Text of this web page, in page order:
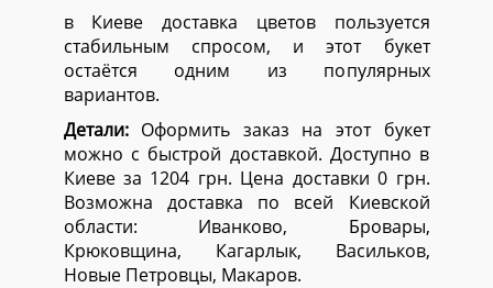
в Киеве доставка цветов пользуется
стабильным спросом, и этот букет
остаётся одним из популярных
вариантов.
Детали:Оформить заказ на этот букет
можно с быстрой доставкой. Доступно в
Киеве за 1204 грн. Цена доставки 0 грн.
Возможна доставка по всей Киевской
области: Иванково, Бровары,
Крюковщина, Кагарлык, Васильков,
Новые Петровцы, Макаров.